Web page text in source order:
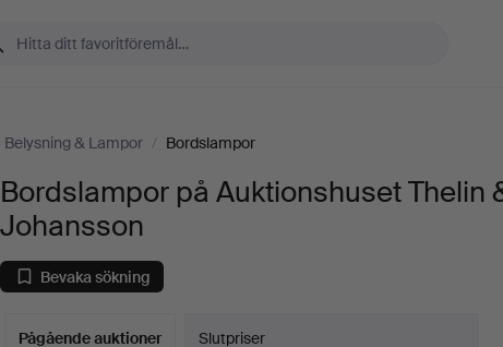
Belysning & Lampor / Bordslampor
Bordslampor på Auktionshuset Thelin
Johansson
Bevaka sökning
Pågående auktioner
Slutpriser